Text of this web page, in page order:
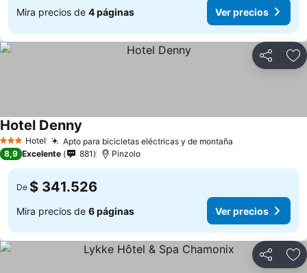
Mira precios de 4 páginas Ver precios
Compartir
3 Estrellas
Hotel Apto para bicicletas eléctricas y de montaña
Hotel Denny
8,9 Excelente 881 Pinzolo
De $ 341.526
Mira precios de 6 páginas Ver precios
Compartir